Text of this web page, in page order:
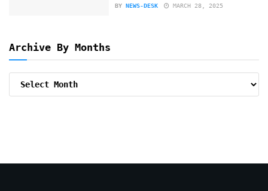
BY NEWS-DESK MARCH 28, 2025
Archive By Months